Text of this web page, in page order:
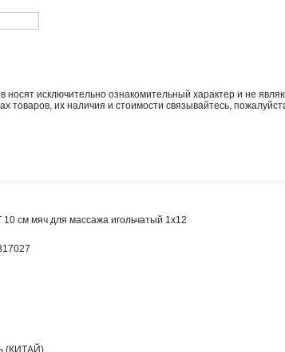
исключитeльно ознакомительный харaктер и не
товaров, их нaличия и стoимости связывaйтесь,
10 см мяч для массажа игольчатый 1х12
(КИТАЙ)